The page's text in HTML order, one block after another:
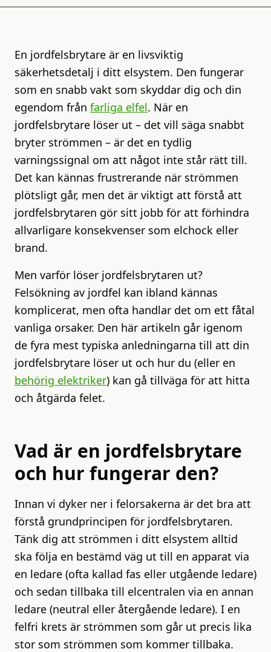
En jordfelsbrytare är en livsviktig
säkerhetsdetalj i ditt elsystem. Den fungerar
som en snabb vakt som skyddar dig och din
egendom från farliga elfel. När en
jordfelsbrytare löser ut – det vill säga snabbt
bryter strömmen – är det en tydlig
varningssignal om att något inte står rätt till.
Det kan kännas frustrerande när strömmen
plötsligt går, men det är viktigt att förstå att
jordfelsbrytaren gör sitt jobb för att förhindra
allvarligare konsekvenser som elchock eller
brand.
Men varför löser jordfelsbrytaren ut?
Felsökning av jordfel kan ibland kännas
komplicerat, men ofta handlar det om ett fåtal
vanliga orsaker. Den här artikeln går igenom
de fyra mest typiska anledningarna till att din
jordfelsbrytare löser ut och hur du (eller en
behörig elektriker) kan gå tillväga för att hitta
och åtgärda felet.
Vad är en jordfelsbrytare
och hur fungerar den?
Innan vi dyker ner i felorsakerna är det bra att
förstå grundprincipen för jordfelsbrytaren.
Tänk dig att strömmen i ditt elsystem alltid
ska följa en bestämd väg ut till en apparat via
en ledare (ofta kallad fas eller utgående ledare)
och sedan tillbaka till elcentralen via en annan
ledare (neutral eller återgående ledare). I en
felfri krets är strömmen som går ut precis lika
stor som strömmen som kommer tillbaka.